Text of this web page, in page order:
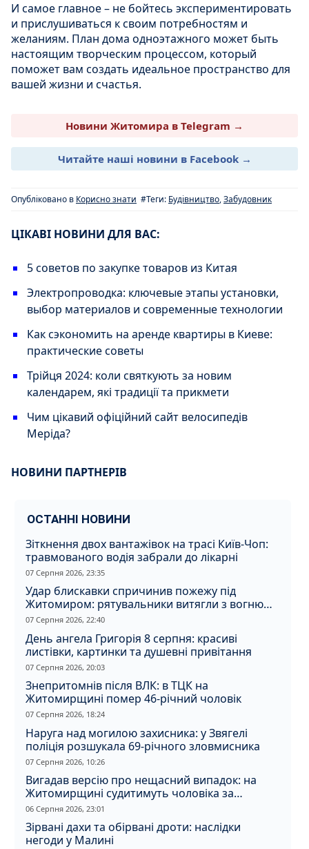
И самое главное – не бойтесь экспериментировать
и прислушиваться к своим потребностям и
желаниям. План дома одноэтажного может быть
настоящим творческим процессом, который
поможет вам создать идеальное пространство для
вашей жизни и счастья.
Новини Житомира в Telegram →
Читайте наші новини в Facebook →
Опубліковано в Корисно знати #Теги: Будівництво,Забудовник
ЦІКАВІ НОВИНИ ДЛЯ ВАС:
5 советов по закупке товаров из Китая
Электропроводка: ключевые этапы установки,
выбор материалов и современные технологии
Как сэкономить на аренде квартиры в Киеве:
практические советы
Трійця 2024: коли святкують за новим
календарем, які традиції та прикмети
Чим цікавий офіційний сайт велосипедів
Меріда?
НОВИНИ ПАРТНЕРІВ
ОСТАННІ НОВИНИ
Зіткнення двох вантажівок на трасі Київ-Чоп:
травмованого водія забрали до лікарні
07 Серпня 2026, 23:35
Удар блискавки спричинив пожежу під
Житомиром: рятувальники витягли з вогню
кота
07 Серпня 2026, 22:40
День ангела Григорія 8 серпня: красиві
листівки, картинки та душевні привітання
07 Серпня 2026, 20:03
Знепритомнів після ВЛК: в ТЦК на
Житомирщині помер 46-річний чоловік
07 Серпня 2026, 18:24
Наруга над могилою захисника: у Звягелі
поліція розшукала 69-річного зловмисника
07 Серпня 2026, 10:26
Вигадав версію про нещасний випадок: на
Житомирщині судитимуть чоловіка за
вбивство співмешканки
06 Серпня 2026, 23:01
Зірвані дахи та обірвані дроти: наслідки
негоди у Малині